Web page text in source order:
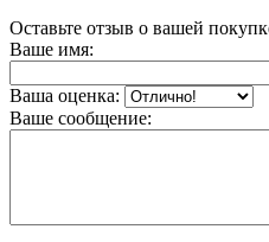
Оставьте отзыв о вашей
Ваше имя:
Ваша оценка:
Ваше сообщение: